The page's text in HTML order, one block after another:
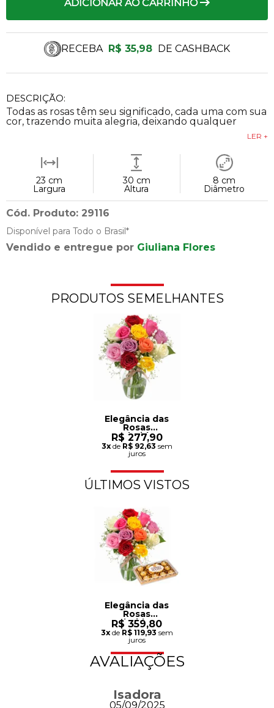
DESCRIÇÃO:
Todas as rosas têm seu significado, cada uma com sua
cor, trazendo muita alegria, deixando qualquer
LER +
23 cm
Largura
30 cm
Altura
8 cm
Diâmetro
Cód. Produto: 29116
Disponível para Todo o Brasil*
Vendido e entregue por Giuliana Flores
RECEBA R$ 35,98 DE CASHBACK
ADICIONAR AO CARRINHO
PRODUTOS SEMELHANTES
Elegância das
Rosas
Coloridas
R$ 277,90
3xde R$ 92,63 sem
juros
ÚLTIMOS VISTOS
Elegância das
Rosas
Coloridas e
Ferrero
R$ 359,80
3xde R$ 119,93 sem
juros
AVALIAÇÕES
Isadora
05/09/2025